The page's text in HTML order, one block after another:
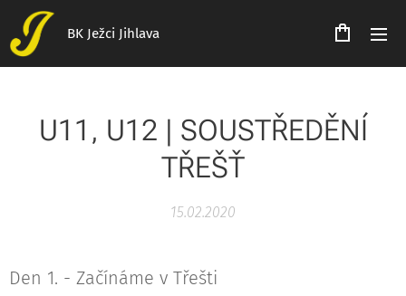
BK Ježci Jihlava
U11, U12 | SOUSTŘEDĚNÍ
TŘEŠŤ
15.02.2020
Den 1. - Začínáme v Třešti